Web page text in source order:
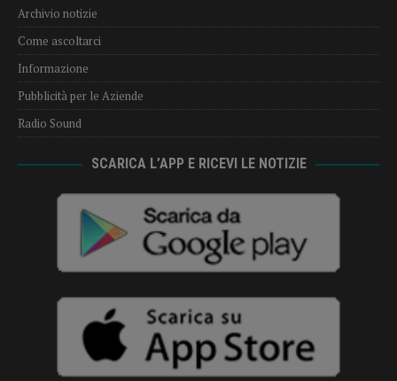
Archivio notizie
Come ascoltarci
Informazione
Pubblicità per le Aziende
Radio Sound
SCARICA L’APP E RICEVI LE NOTIZIE